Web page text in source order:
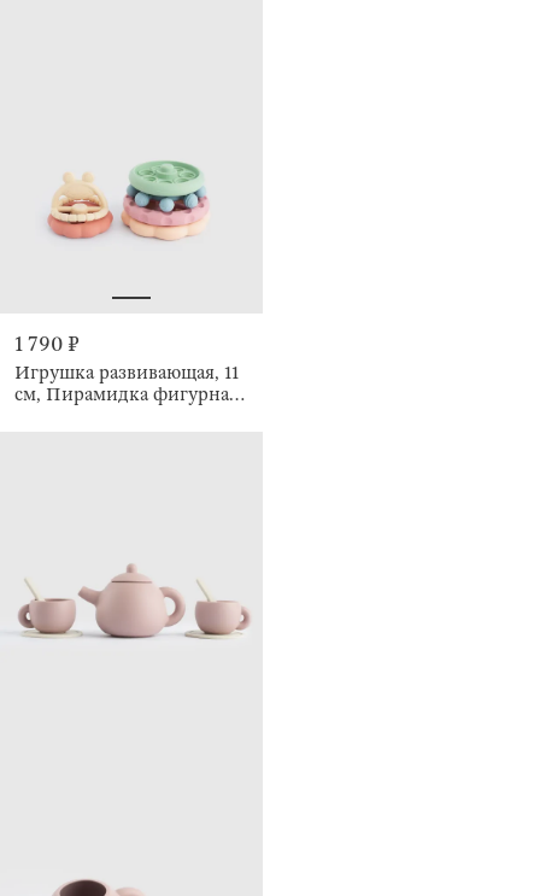
1 790 ₽
Игрушка развивающая, 11
см, Пирамидка фигурная,